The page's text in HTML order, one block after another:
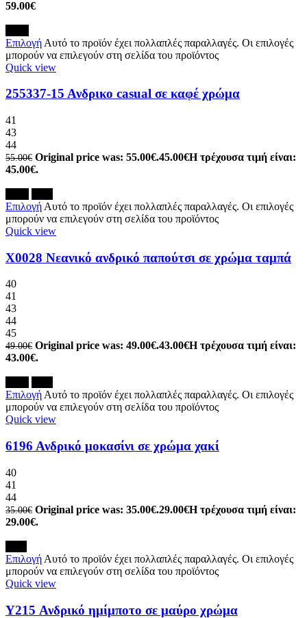
59.00€
Επιλογή Αυτό το προϊόν έχει πολλαπλές παραλλαγές. Οι επιλογές
μπορούν να επιλεγούν στη σελίδα του προϊόντος
Quick view
255337-15 Ανδρικο casual σε καφέ χρώμα
41
43
44
55.00€ Original price was: 55.00€.45.00€Η τρέχουσα τιμή είναι:
45.00€.
Επιλογή Αυτό το προϊόν έχει πολλαπλές παραλλαγές. Οι επιλογές
μπορούν να επιλεγούν στη σελίδα του προϊόντος
Quick view
X0028 Νεανικό ανδρικό παπούτσι σε χρώμα ταμπά
40
41
43
44
45
49.00€ Original price was: 49.00€.43.00€Η τρέχουσα τιμή είναι:
43.00€.
Επιλογή Αυτό το προϊόν έχει πολλαπλές παραλλαγές. Οι επιλογές
μπορούν να επιλεγούν στη σελίδα του προϊόντος
Quick view
6196 Ανδρικό μοκασίνι σε χρώμα χακί
40
41
44
35.00€ Original price was: 35.00€.29.00€Η τρέχουσα τιμή είναι:
29.00€.
Επιλογή Αυτό το προϊόν έχει πολλαπλές παραλλαγές. Οι επιλογές
μπορούν να επιλεγούν στη σελίδα του προϊόντος
Quick view
Y215 Ανδρικό ημίμποτο σε μαύρο χρώμα